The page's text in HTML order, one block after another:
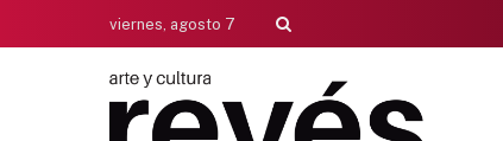
viernes, agosto 7